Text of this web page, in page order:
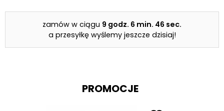
zamów w ciągu 9 godz. 6 min. 45 sec.
a przesyłkę wyślemy jeszcze dzisiaj!
PROMOCJE